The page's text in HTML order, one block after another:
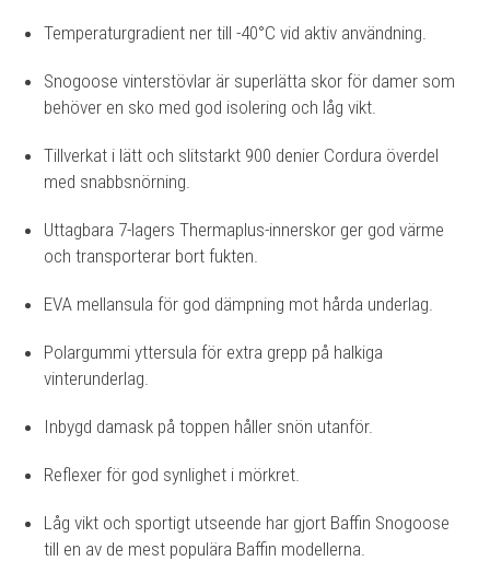
Temperaturgradient ner till -40°C vid aktiv användning.
Snogoose vinterstövlar är superlätta skor för damer som
behöver en sko med god isolering och låg vikt.
Tillverkat i lätt och slitstarkt 900 denier Cordura överdel
med snabbsnörning.
Uttagbara 7-lagers Thermaplus-innerskor ger god värme
och transporterar bort fukten.
EVA mellansula för god dämpning mot hårda underlag.
Polargummi yttersula för extra grepp på halkiga
vinterunderlag.
Inbygd damask på toppen håller snön utanför.
Reflexer för god synlighet i mörkret.
Låg vikt och sportigt utseende har gjort Baffin Snogoose
till en av de mest populära Baffin modellerna.